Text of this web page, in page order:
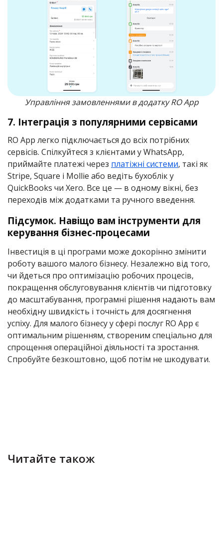
Управління замовленнями в додатку RO App
7. Інтеграція з популярними сервісами
RO App легко підключається до всіх потрібних
сервісів. Спілкуйтеся з клієнтами у WhatsApp,
приймайте платежі через платіжні системи, такі як
Stripe, Square і Mollie або ведіть бухоблік у
QuickBooks чи Xero. Все це — в одному вікні, без
переходів між додатками та ручного введення.
Підсумок. Навіщо вам інструменти для
керування бізнес-процесами
Інвестиція в ці програми може докорінно змінити
роботу вашого малого бізнесу. Незалежно від того,
чи йдеться про оптимізацію робочих процесів,
покращення обслуговування клієнтів чи підготовку
до масштабування, програмні рішення надають вам
необхідну швидкість і точність для досягнення
успіху. Для малого бізнесу у сфері послуг RO App є
оптимальним рішенням, створеним спеціально для
спрощення операційної діяльності та зростання.
Спробуйте безкоштовно, щоб потім не шкодувати.
Читайте також